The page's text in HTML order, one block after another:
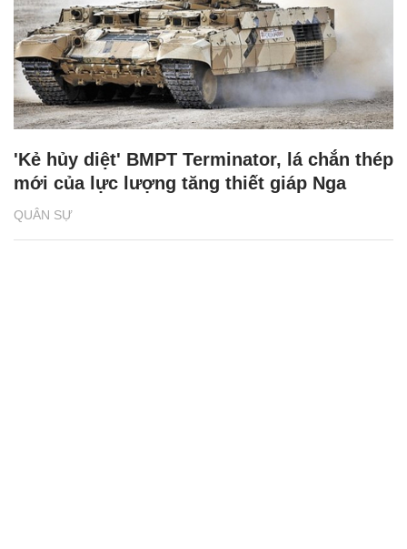
QUÂN SỰ
'Kẻ hủy diệt' BMPT Terminator, lá chắn thép
mới của lực lượng tăng thiết giáp Nga